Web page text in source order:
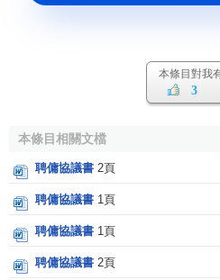
王明明主編.國際貿易理
社,2003年09月第1版.
魯電子音像出版社,2010.01.
↑尹夢霞.明傭與暗傭的作
貿,2007,(第10期).
本條目對我
3
本條目相關文檔
聘傭協議書 2頁
聘傭協議書 1頁
聘傭協議書 1頁
聘傭協議書 2頁